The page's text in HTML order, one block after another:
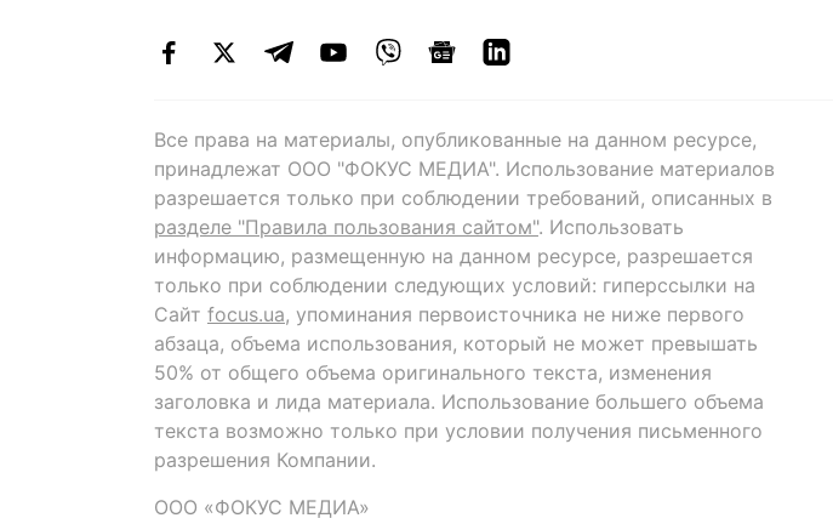
Все права на материалы, опубликованные на данном ресурсе,
принадлежат ООО "ФОКУС МЕДИА". Использование материалов
разрешается только при соблюдении требований, описанных в
разделе "Правила пользования сайтом". Использовать
информацию, размещенную на данном ресурсе, разрешается
только при соблюдении следующих условий: гиперссылки на
Сайт focus.ua, упоминания первоисточника не ниже первого
абзаца, объема использования, который не может превышать
50% от общего объема оригинального текста, изменения
заголовка и лида материала. Использование большего объема
текста возможно только при условии получения письменного
разрешения Компании.
ООО «ФОКУС МЕДИА»